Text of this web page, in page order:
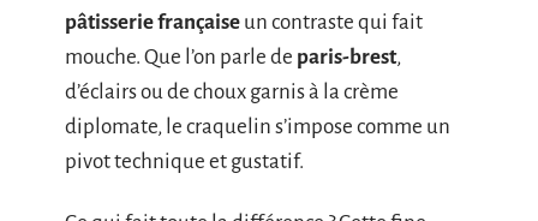
pâtisserie française un contraste qui fait
mouche. Que l’on parle de paris-brest,
d’éclairs ou de choux garnis à la crème
diplomate, le craquelin s’impose comme un
pivot technique et gustatif.